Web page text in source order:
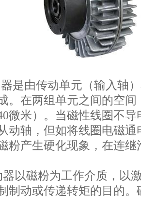
是由传动单元（输入轴
。在两组单元之间的空间
微米）。当磁性线圈不
动轴，但如将线圈电磁通
粉产生硬化现象，在连继
以磁粉为工作介质，以
制动或传递转矩的目的。